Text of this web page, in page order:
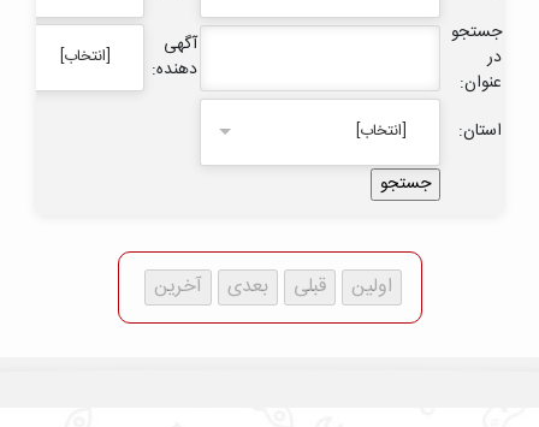
جستجو
در
عنوان:
آگهی
دهنده:
[انتخاب]
استان: [انتخاب]